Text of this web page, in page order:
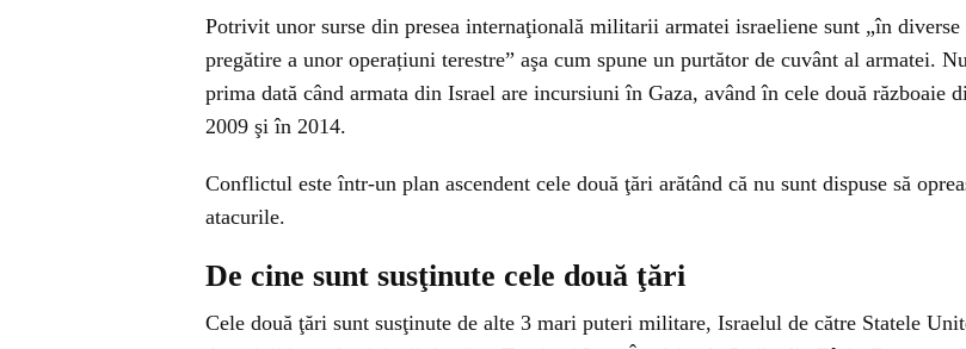
Potrivit unor surse din presea internaţională militarii armatei israeliene sunt „în diverse
pregătire a unor operațiuni terestre” aşa cum spune un purtător de cuvânt al armatei.
prima dată când armata din Israel are incursiuni în Gaza, având în cele două războaie
2009 şi în 2014.
Conflictul este într-un plan ascendent cele două ţări arătând că nu sunt dispuse să
atacurile.
De cine sunt susţinute cele două ţări
Cele două ţări sunt susţinute de alte 3 mari puteri militare, Israelul de către Statele